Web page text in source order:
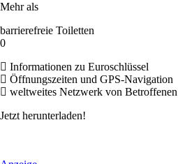
Mehr als
barrierefreie Toiletten
0
Informationen zu Euroschlüssel
Öffnungszeiten und GPS-Navigation
weltweites Netzwerk von Betroffenen
Jetzt herunterladen!